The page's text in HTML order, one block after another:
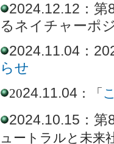
2024.12.12：
るネイチャーポ
2024.11.04：
らせ
2024.11.04 ：「
2024.10.15：
ュートラルと未来